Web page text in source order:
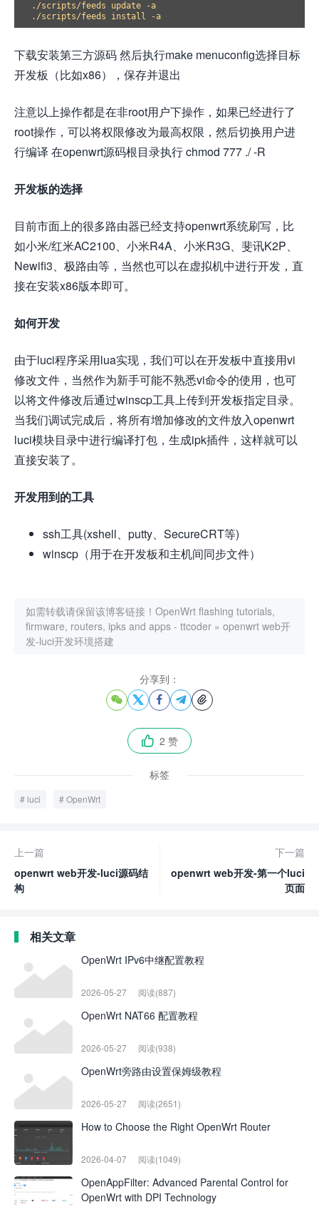
./scripts/feeds update -a
下载安装第三方源码 然后执行make menuconfig选择目标
开发板（比如x86），保存并退出
注意以上操作都是在非root用户下操作，如果已经进行了
root操作，可以将权限修改为最高权限，然后切换用户进
行编译 在openwrt源码根目录执行 chmod 777 ./ -R
开发板的选择
目前市面上的很多路由器已经支持openwrt系统刷写，比
如小米/红米AC2100、小米R4A、小米R3G、斐讯K2P、
Newifi3、极路由等，当然也可以在虚拟机中进行开发，直
接在安装x86版本即可。
如何开发
由于luci程序采用lua实现，我们可以在开发板中直接用vi
修改文件，当然作为新手可能不熟悉vi命令的使用，也可
以将文件修改后通过winscp工具上传到开发板指定目录。
当我们调试完成后，将所有增加修改的文件放入openwrt
luci模块目录中进行编译打包，生成ipk插件，这样就可以
直接安装了。
开发用到的工具
ssh工具(xshell、putty、SecureCRT等)
winscp（用于在开发板和主机间同步文件）
如需转载请保留该博客链接！ OpenWrt flashing tutorials,
firmware, routers, ipks and apps - ttcoder » openwrt web开
发-luci开发环境搭建
分享到：
    
 2 赞
标签
luci OpenWrt
上一篇
openwrt web开发-luci源码结
构
下一篇
openwrt web开发-第一个luci
页面
相关文章
OpenWrt IPv6中继配置教程
2026-05-27 阅读(887)
OpenWrt NAT66 配置教程
2026-05-27 阅读(938)
OpenWrt旁路由设置保姆级教程
2026-05-27 阅读(2651)
How to Choose the Right OpenWrt Router
2026-04-07 阅读(1049)
OpenAppFilter: Advanced Parental Control for
OpenWrt with DPI Technology